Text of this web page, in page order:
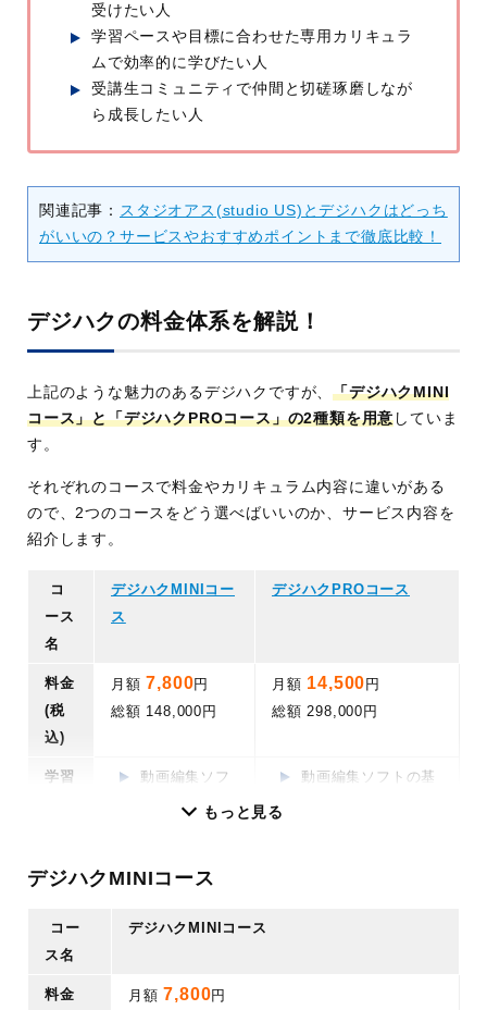
受けたい人
学習ペースや目標に合わせた専用カリキュラ
ムで効率的に学びたい人
受講生コミュニティで仲間と切磋琢磨しなが
ら成長したい人
関連記事： スタジオアス(studio US)とデジハクはどっち
がいいの？サービスやおすすめポイントまで徹底比較！
デジハクの料金体系を解説！
上記のような魅力のあるデジハクですが、「デジハクMINI
コース」と「デジハクPROコース」の2種類を用意 していま
す。
それぞれのコースで料金やカリキュラム内容に違いがある
ので、2つのコースをどう選べばいいのか、サービス内容を
紹介します。
コ
ース
名
デジハクMINIコー
ス
デジハクPROコース
料金
(税
込)
月額7,800円
総額 148,000円
月額 14,500円
総額 298,000円
学習
動画編集ソフ
トの基礎〜応
ンテ講座
講座
オ制作など
動画編集ソフトの基
もっと見る
デジハクMINIコース
コー
ス名
デジハクMINIコース
料金 月額7,800円